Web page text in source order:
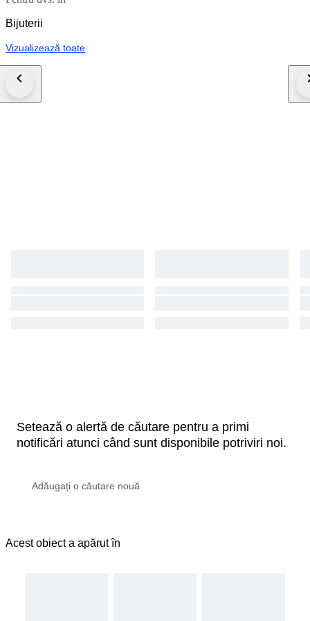
Bijuterii
Vizualizează toate
Setează o alertă de căutare pentru a primi
notificări atunci când sunt disponibile potriviri noi.
Acest obiect a apărut în